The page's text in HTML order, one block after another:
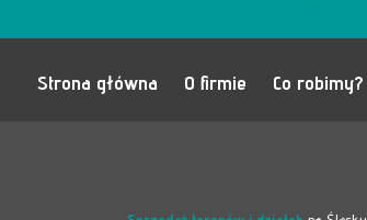
Strona główna O firmie Co robimy?